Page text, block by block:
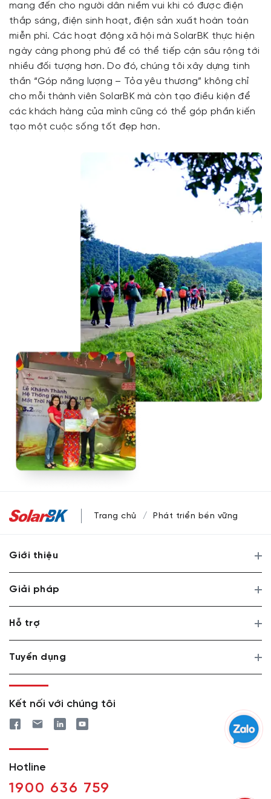
mang đến cho người dân niềm vui khi có được điện
thắp sáng, điện sinh hoạt, điện sản xuất hoàn toàn
miễn phí. Các hoạt động xã hội mà SolarBK thực hiện
ngày càng phong phú để có thể tiếp cận sâu rộng tới
nhiều đối tượng hơn. Do đó, chúng tôi xây dựng tinh
thần “Góp năng lượng – Tỏa yêu thương” không chỉ
cho mỗi thành viên SolarBK mà còn tạo điều kiện để
các khách hàng của mình cũng có thể góp phần kiến
tạo một cuộc sống tốt đẹp hơn.
Trang chủ Phát triển bền vững
Giới thiệu
Giải pháp
Hỗ trợ
Tuyển dụng
Kết nối với chúng tôi
Hotline
1900 636 759